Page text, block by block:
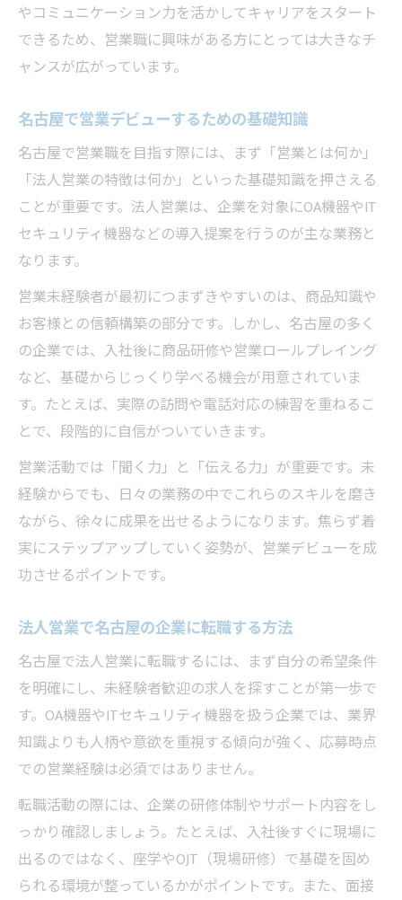
やコミュニケーション力を活かしてキャリアをスタート
できるため、営業職に興味がある方にとっては大きなチ
ャンスが広がっています。
名古屋で営業デビューするための基礎知識
名古屋で営業職を目指す際には、まず「営業とは何か」
「法人営業の特徴は何か」といった基礎知識を押さえる
ことが重要です。法人営業は、企業を対象にOA機器やIT
セキュリティ機器などの導入提案を行うのが主な業務と
なります。
営業未経験者が最初につまずきやすいのは、商品知識や
お客様との信頼構築の部分です。しかし、名古屋の多く
の企業では、入社後に商品研修や営業ロールプレイング
など、基礎からじっくり学べる機会が用意されていま
す。たとえば、実際の訪問や電話対応の練習を重ねるこ
とで、段階的に自信がついていきます。
営業活動では「聞く力」と「伝える力」が重要です。未
経験からでも、日々の業務の中でこれらのスキルを磨き
ながら、徐々に成果を出せるようになります。焦らず着
実にステップアップしていく姿勢が、営業デビューを成
功させるポイントです。
法人営業で名古屋の企業に転職する方法
名古屋で法人営業に転職するには、まず自分の希望条件
を明確にし、未経験者歓迎の求人を探すことが第一歩で
す。OA機器やITセキュリティ機器を扱う企業では、業界
知識よりも人柄や意欲を重視する傾向が強く、応募時点
での営業経験は必須ではありません。
転職活動の際には、企業の研修体制やサポート内容をし
っかり確認しましょう。たとえば、入社後すぐに現場に
出るのではなく、座学やOJT（現場研修）で基礎を固め
られる環境が整っているかがポイントです。また、面接